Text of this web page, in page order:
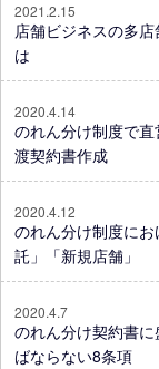
2021.2.15
店舗ビジネスの多
は
2020.4.14
のれん分け制度で
渡契約書作成
2020.4.12
のれん分け制度に
託」「新規店舗」
2020.4.7
のれん分け契約書
ばならない8条項